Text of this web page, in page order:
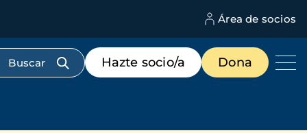
Área de socios
Menú
de
destacados
Hazte socio/a Dona